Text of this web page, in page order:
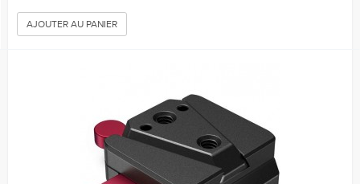
AJOUTER AU PANIER